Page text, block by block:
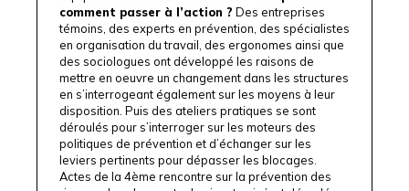
comment passer à l’action ? Des entreprises
témoins, des experts en prévention, des spécialistes
en organisation du travail, des ergonomes ainsi que
des sociologues ont développé les raisons de
mettre en oeuvre un changement dans les structures
en s’interrogeant également sur les moyens à leur
disposition. Puis des ateliers pratiques se sont
déroulés pour s’interroger sur les moteurs des
politiques de prévention et d’échanger sur les
leviers pertinents pour dépasser les blocages.
Actes de la 4ème rencontre sur la prévention des